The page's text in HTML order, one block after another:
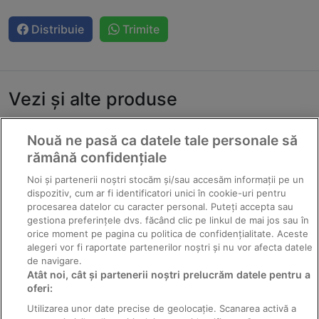
Distribuie Trimite
Vezi și alte produse
ECOAMINOSUL
F
ECOAMINOALG
A
Nouă ne pasă ca datele tale personale să
rămână confidențiale
Noi și partenerii noștri stocăm și/sau accesăm informații pe un
dispozitiv, cum ar fi identificatori unici în cookie-uri pentru
procesarea datelor cu caracter personal. Puteți accepta sau
gestiona preferințele dvs. făcând clic pe linkul de mai jos sau în
orice moment pe pagina cu politica de confidențialitate. Aceste
alegeri vor fi raportate partenerilor noștri și nu vor afecta datele
de navigare.
Atât noi, cât și partenerii noștri prelucrăm datele pentru a
oferi:
Utilizarea unor date precise de geolocație. Scanarea activă a